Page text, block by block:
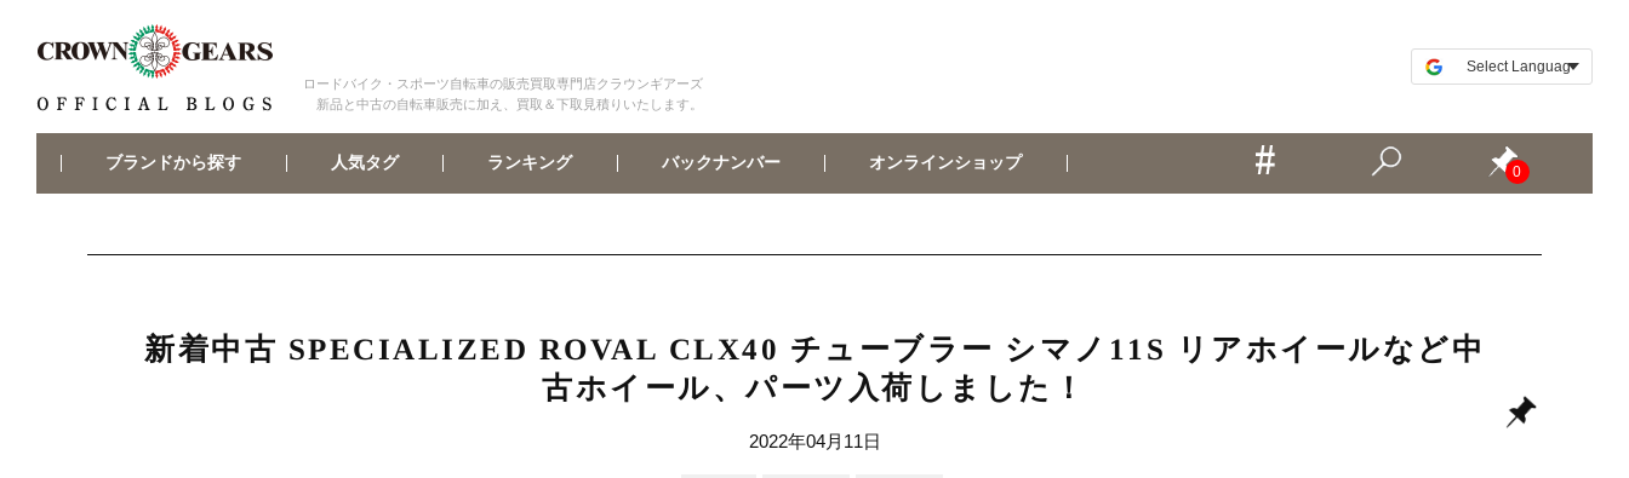
ロードバイク・スポーツ自転車の販売買取専門店クラウンギアーズ
新品と中古の自転車販売に加え、買取＆下取見積りいたします。
ブランドから探す 人気タグ ランキング バックナンバー オンラインショップ 0
新着中古 SPECIALIZED ROVAL CLX40 チューブラー シマノ11S リアホイールなど中
古ホイール、パーツ入荷しました！
2022年04月11日